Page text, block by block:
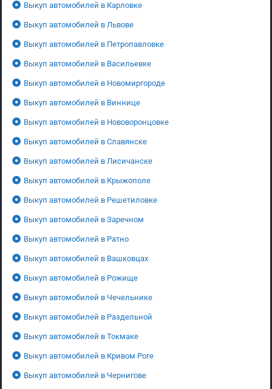
Выкуп автомобилей в Карловке
Выкуп автомобилей в Львове
Выкуп автомобилей в Петропавловке
Выкуп автомобилей в Васильевке
Выкуп автомобилей в Новомиргороде
Выкуп автомобилей в Виннице
Выкуп автомобилей в Нововоронцовке
Выкуп автомобилей в Славянске
Выкуп автомобилей в Лисичанске
Выкуп автомобилей в Крыжополе
Выкуп автомобилей в Решетиловке
Выкуп автомобилей в Заречном
Выкуп автомобилей в Ратно
Выкуп автомобилей в Вашковцах
Выкуп автомобилей в Рожище
Выкуп автомобилей в Чечельнике
Выкуп автомобилей в Раздельной
Выкуп автомобилей в Токмаке
Выкуп автомобилей в Кривом Роге
Выкуп автомобилей в Чернигове